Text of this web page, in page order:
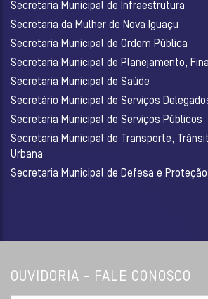
Secretaria Municipal de Infraestrutura
Secretaria da Mulher de Nova Iguaçu
Secretaria Municipal de Ordem Pública
Secretaria Municipal de Planejamento,
Secretaria Municipal de Saúde
Secretário Municipal de Serviços
Secretaria Municipal de Serviços Públicos
Secretaria Municipal de Transporte,
Urbana
Secretaria Municipal de Defesa e
OUVIDORIA - FALE CONOSCO